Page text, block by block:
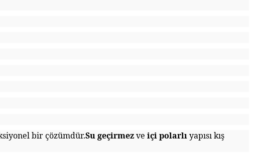
bir çözümdür.Su geçirmezve içi polarlıyapısı kış